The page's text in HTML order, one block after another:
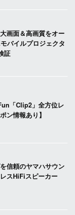
画面＆高画質をオー
バイルプロジェクタ
証
「Clip2」全方位レ
ン情報あり】
信頼のヤマハサウン
スHiFiスピーカー